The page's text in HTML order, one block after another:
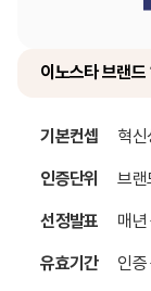
이노스타 브랜드
기본컨셉 혁신
인증단위 브랜
선정발표 매
유효기간 인증